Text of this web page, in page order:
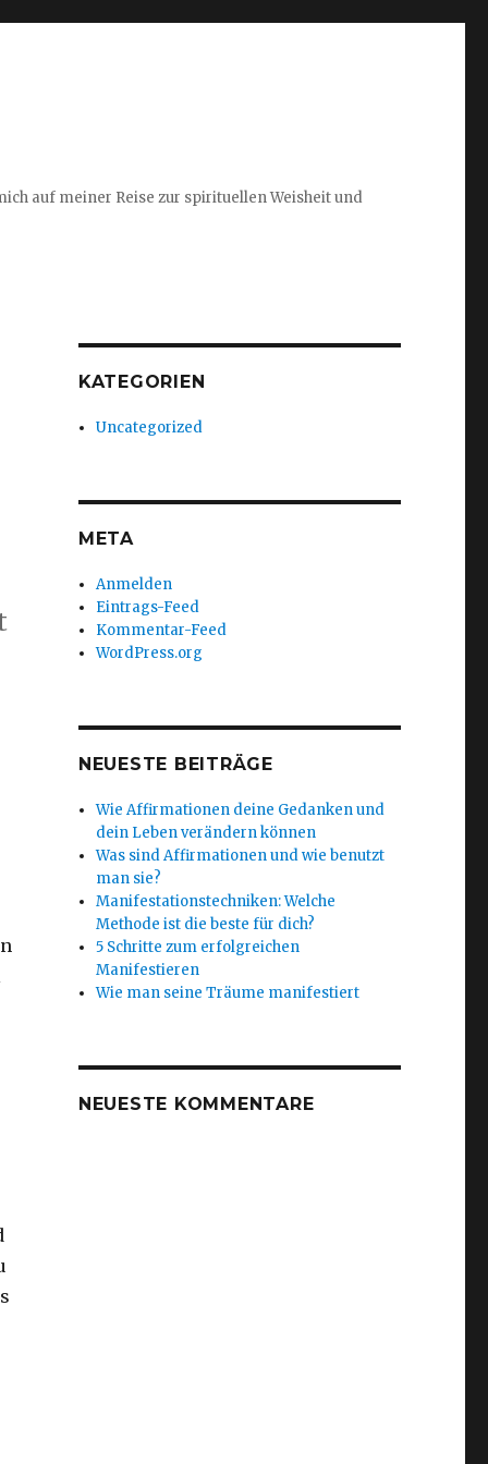
auf meiner Reise zur spirituellen Weisheit und
KATEGORIEN
Uncategorized
META
Anmelden
Eintrags-Feed
Kommentar-Feed
WordPress.org
NEUESTE BEITRÄGE
Wie Affirmationen deine Gedanken und
dein Leben verändern können
Was sind Affirmationen und wie benutzt
man sie?
Manifestationstechniken: Welche
Methode ist die beste für dich?
5 Schritte zum erfolgreichen
Manifestieren
Wie man seine Träume manifestiert
NEUESTE KOMMENTARE